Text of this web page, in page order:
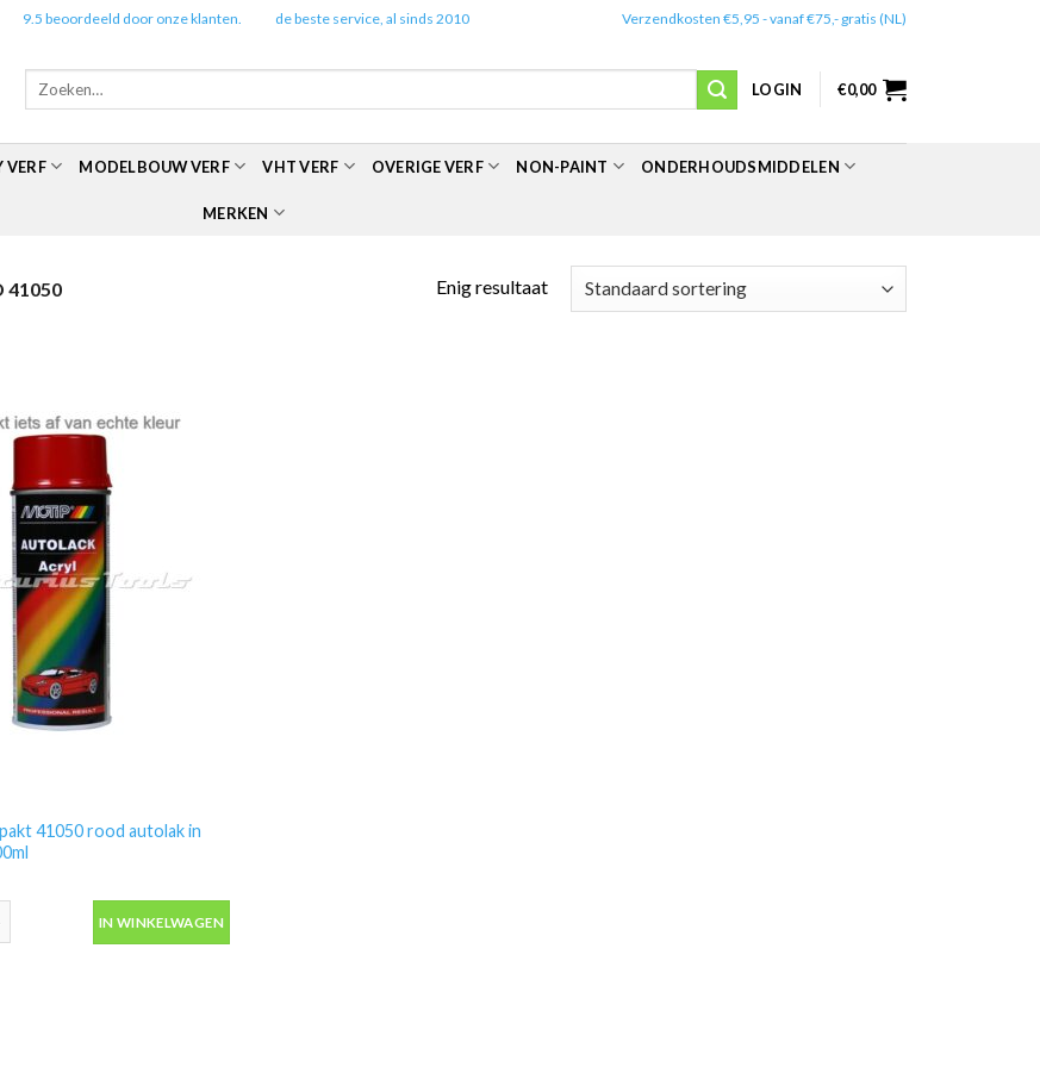
9.5 beoordeeld door onze klanten. de beste service, al sinds 2010 Verzendkosten €5,95 - vanaf €75,- gratis (NL)
Zoeken
LOGIN €0,00
VERF MODELBOUW VERF VHT VERF OVERIGE VERF NON-PAINT ONDERHOUDSMIDDELEN
MERKEN
41050 Enig resultaat
41050 rood autolak in
41050 rood autolak in spuitbus 400ml aantal
IN WINKELWAGEN